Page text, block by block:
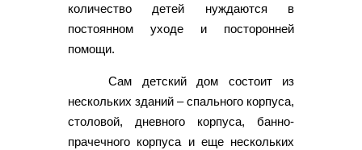
количество детей нуждаются в
постоянном уходе и посторонней
помощи.
Сам детский дом состоит из
нескольких зданий – спального корпуса,
столовой, дневного корпуса, банно-
прачечного корпуса и еще нескольких